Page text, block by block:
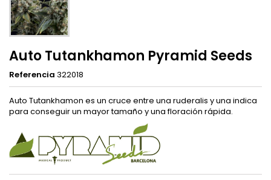
Auto Tutankhamon Pyramid Seeds
Referencia 322018
Auto Tutankhamon es un cruce entre una ruderalis y una indica
para conseguir un mayor tamaño y una floración rápida.